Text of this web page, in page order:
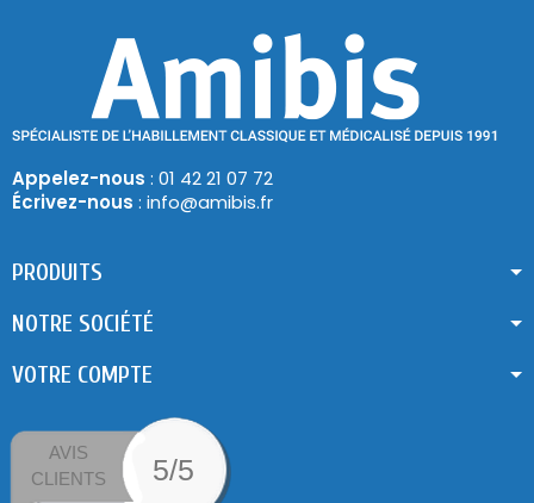
Appelez-nous : 01 42 21 07 72
Écrivez-nous : info@amibis.fr
PRODUITS
NOTRE SOCIÉTÉ
VOTRE COMPTE
AVIS
CLIENTS
5/5